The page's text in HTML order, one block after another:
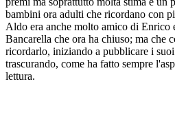
bambini ora adulti che ricordano con
Aldo era anche molto amico di Enrico
Bancarella che ora ha chiuso; ma che
ricordarlo, iniziando a pubblicare i
trascurando, come ha fatto sempre
lettura.